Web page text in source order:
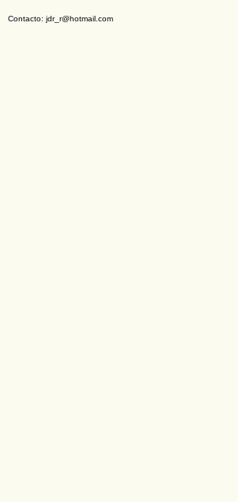
Contacto: jdr_r@hotmail.com